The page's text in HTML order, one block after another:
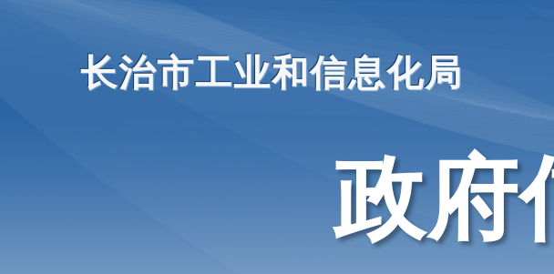
长治市工业和信息化局
政府